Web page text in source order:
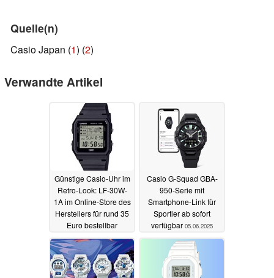
Quelle(n)
Casio Japan (1) (2)
Verwandte Artikel
Günstige Casio-Uhr im
Retro-Look: LF-30W-
1A im Online-Store des
Herstellers für rund 35
Euro bestellbar
06.06.2025
Casio G-Squad GBA-
950-Serie mit
Smartphone-Link für
Sportler ab sofort
verfügbar 05.06.2025